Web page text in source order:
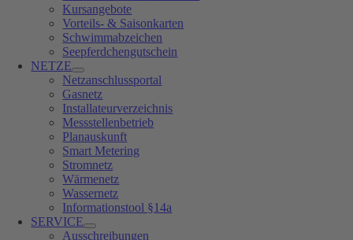
Kursangebote
Vorteils- & Saisonkarten
Schwimmabzeichen
Seepferdchengutschein
NETZE
Netzanschlussportal
Gasnetz
Installateurverzeichnis
Messstellenbetrieb
Planauskunft
Smart Metering
Stromnetz
Wärmenetz
Wassernetz
Informationstool §14a
SERVICE
Ausschreibungen